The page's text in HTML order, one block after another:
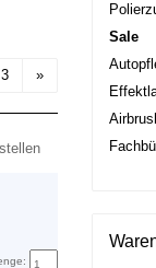
3 »
Sale